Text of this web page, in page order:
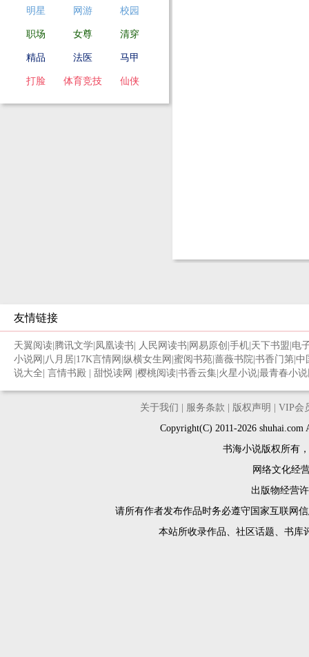
明星 网游 校园
职场 女尊 清穿
精品 法医 马甲
打脸 体育竞技 仙侠
友情链接
天翼阅读 腾讯文学 凤凰读书 人民网读书 网易原创 手机 天下书盟 电
小说网 八月居 17K言情网 纵横女生网 蜜阅书苑 蔷薇书院 书香门第 中
说大全 言情书殿 甜悦读网 樱桃阅读 书香云集 火星小说 最青春小
关于我们 服务条款 版权声明
VIP会
Copyright(C) 2011-2026
书海小说版权所有
网络文化经
出版物经营
请所有作者发布作品时务必遵守国家互联网
本站所收录作品、社区话题、书库